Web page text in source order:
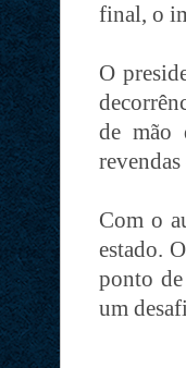
final, o
O
de mão
Com o
estado.
ponto
um